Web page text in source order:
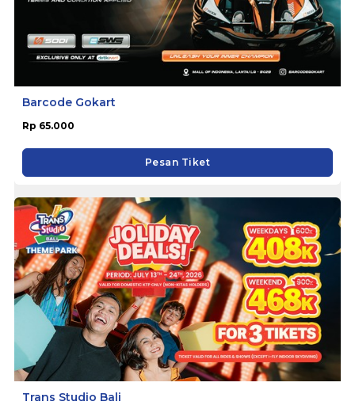
Barcode Gokart
Rp 65.000
Pesan Tiket
Trans Studio Bali